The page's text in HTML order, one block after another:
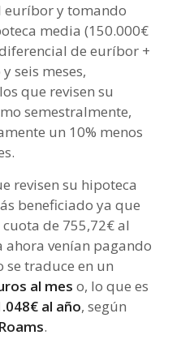
euríbor y tomando
media (150.000€
de euríbor +
seis meses,
que revisen su
semestralmente,
un 10% menos
revisen su hipoteca
beneficiado ya que
de 755,72€ al
ahora venían pagando
se traduce en un
al mes o, lo que es
al año, según
Roams.